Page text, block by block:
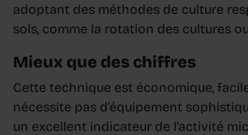
adoptant des méthodes de culture
sols, comme la rotation des cultures
Mieux que des chiffres
Cette technique est économique,
nécessite pas d’équipement
un excellent indicateur de l’activité